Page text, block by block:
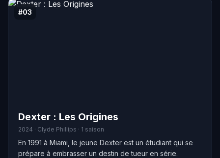
#03
Dexter : Les Origines
2024 · Clyde Phillips · 1 saison
En 1991 à Miami, le jeune Dexter est un étudiant qui se
prépare à embrasser un destin de tueur en série.